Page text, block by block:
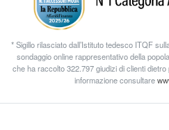
* Sigillo rilasciato dall’Istituto tedesco ITQF
sondaggio online rappresentativo della
che ha raccolto 322.797 giudizi di clienti
informazione consultare